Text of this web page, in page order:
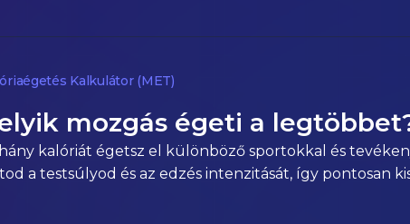
Kalkulátor (MET)
mozgás égeti a
kalóriát égetsz el különböző sportokkal és
a testsúlyod és az edzés intenzitását, így pontosan